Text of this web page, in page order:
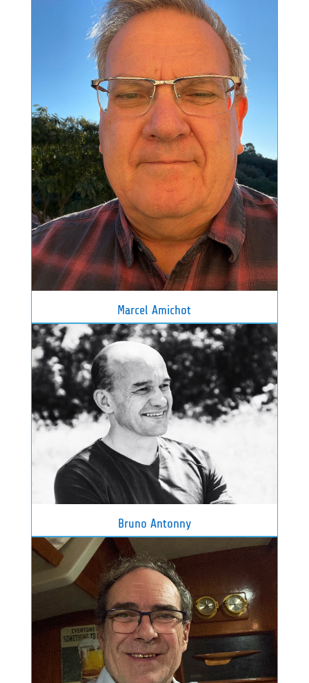
Marcel Amichot
Bruno Antonny